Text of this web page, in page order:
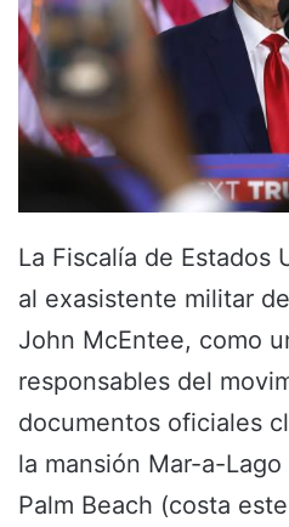
La Fiscalía de Estados
al exasistente militar
John McEntee, como
responsables del
documentos oficiales
la mansión Mar-a-
Palm Beach (costa